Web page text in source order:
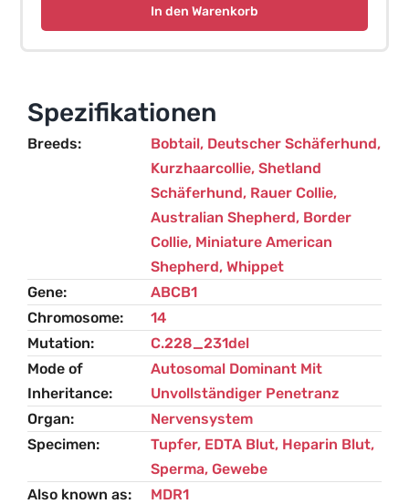
Menge
In den Warenkorb
Spezifikationen
Breeds Bobtail, Deutscher Schäferhund,
Kurzhaarcollie, Shetland
Schäferhund, Rauer Collie,
Australian Shepherd, Border
Collie, Miniature American
Shepherd, Whippet
Gene
ABCB1
Chromosome
14
Mutation
C.228_231del
Mode of
Inheritance
Autosomal Dominant Mit
Unvollständiger Penetranz
Organ
Nervensystem
Specimen
Tupfer, EDTA Blut, Heparin Blut,
Sperma, Gewebe
Also known as
MDR1